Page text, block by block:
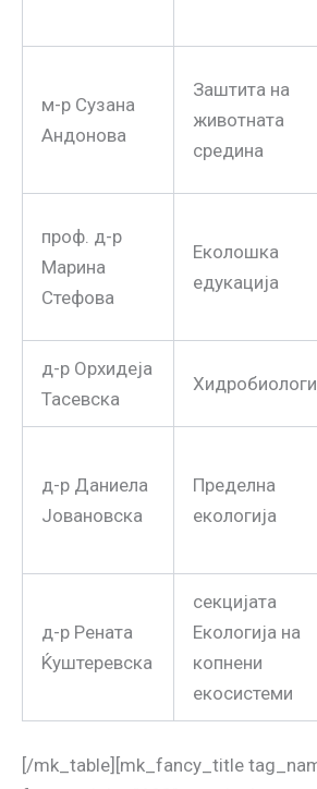
м-р Сузана
Андонова
Заштита на
животната
средина
проф. д-р
Марина
Стефова
Еколошка
едукација
д-р Орхидеја
Тасевска
д-р Даниела
Јовановска
Пределна
екологија
д-р Рената
Ќуштеревска
секцијата
Екологија на
копнени
екосистеми
[/mk_table][mk_fancy_title